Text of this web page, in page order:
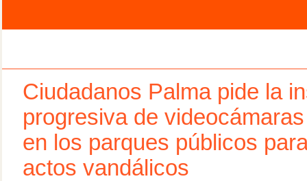
Ciudadanos Palma pide la
progresiva de
en los parques públicos
actos vandálicos